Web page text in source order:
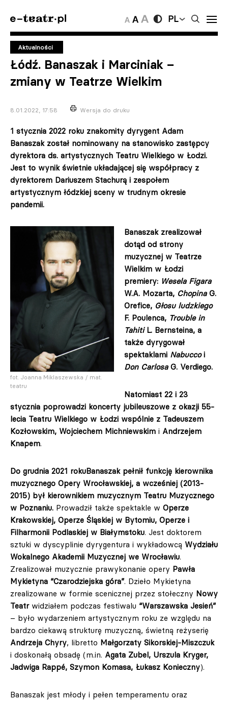
PL
Aktualności
Łódź. Banaszak i Marciniak –
zmiany w Teatrze Wielkim
8.01.2022, 17:58 Wersja do druku
1 stycznia 2022 roku znakomity dyrygent Adam
Banaszak został nominowany na stanowisko zastępcy
dyrektora ds. artystycznych Teatru Wielkiego w Łodzi.
Jest to wynik świetnie układającej się współpracy z
dyrektorem Dariuszem Stachurą i zespołem
artystycznym łódzkiej sceny w trudnym okresie
pandemii.
fot. Joanna Miklaszewska / mat.
teatru
Banaszak zrealizował
dotąd od strony
muzycznej w Teatrze
Wielkim w Łodzi
premiery: Wesela Figara
W.A. Mozarta, Chopina G.
Orefice, Głosu ludzkiego
F. Poulenca, Trouble in
Tahiti L. Bernsteina, a
także dyrygował
spektaklami Nabuccoi
Don Carlosa G. Verdiego.
Natomiast 22 i 23
stycznia poprowadzi koncerty jubileuszowe z okazji 55-
lecia Teatru Wielkiego w Łodzi wspólnie z Tadeuszem
Kozłowskim, Wojciechem Michniewskim i Andrzejem
Knapem.
Do grudnia 2021 rokuBanaszak pełnił funkcję kierownika
muzycznego Opery Wrocławskiej, a wcześniej (2013-
2015) był kierownikiem muzycznym Teatru Muzycznego
w Poznaniu. Prowadził także spektakle w Operze
Krakowskiej, Operze Śląskiej w Bytomiu, Operze i
Filharmonii Podlaskiej w Białymstoku. Jest doktorem
sztuki w dyscyplinie dyrygentura i wykładowcą Wydziału
Wokalnego Akademii Muzycznej we Wrocławiu.
Zrealizował muzycznie prawykonanie opery Pawła
Mykietyna “Czarodziejska góra”. Dzieło Mykietyna
zrealizowane w formie scenicznej przez stołeczny Nowy
Teatrwidziałem podczas festiwalu “Warszawska Jesień”
– było wydarzeniem artystycznym roku ze względu na
bardzo ciekawą strukturę muzyczną, świetną reżyserię
Andrzeja Chyry, libretto Małgorzaty Sikorskiej-Miszczuk
i doskonałą obsadę (m.in. Agata Zubel, Urszula Kryger,
Jadwiga Rappé, Szymon Komasa, Łukasz Konieczny).
Banaszak jest młody i pełen temperamentu oraz